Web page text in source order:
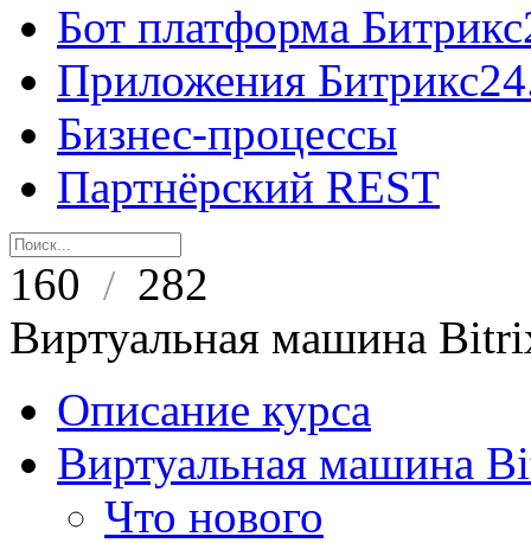
Бот платформа
Приложения
Бизнес-процессы
Партнёрский REST
160 / 282
Виртуальная машина
Описание курса
Виртуальная машина
Что нового